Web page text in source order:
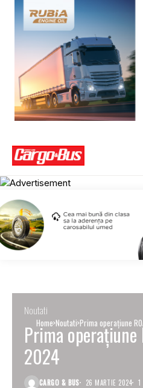
Home Noutati Prima operațiune
Noutati
Prima operațiune
2024
CARGO & BUS 26 MARTIE 2024 1